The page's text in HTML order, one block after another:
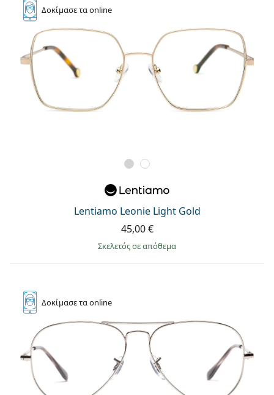
Δοκίμασετα online
Lentiamo Leonie Light Gold
45,00 €
σκελετός σε απόθεμα
Δοκίμασετα online